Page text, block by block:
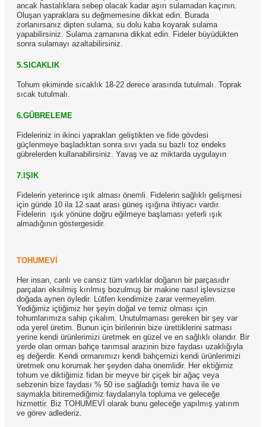
ancak hastalıklara sebep olacak kadar aşırı sulamadan kaçının.
Oluşan yapraklara su değmemesine dikkat edin. Burada
zorlanırsanız dipten sulama, su dolu kaba koyarak sulama
yapabilirsiniz. Sulama zamanına dikkat edin. Fideler büyüdükten
sonra sulamayı azaltabilirsiniz.
5.SICAKLIK
Tohum ekiminde sıcaklık 18-22 derece arasında tutulmalı. Toprak
sıcak tutulmalı.
6.GÜBRELEME
Fideleriniz in ikinci yaprakları geliştikten ve fide gövdesi
güçlenmeye başladıktan sonra sıvı yada su bazlı toz endeks
gübrelerden kullanabilirsiniz. Yavaş ve az miktarda uygulayın
7.IŞIK
Fidelerin yeterince ışık alması önemli. Fidelerin sağlıklı gelişmesi
için günde 10 ila 12 saat arası güneş ışığına ihtiyacı vardır.
Fidelerin ışık yönüne doğru eğilmeye başlaması yeterli ışık
almadığının göstergesidir.
TOHUMEVİ
Her insan, canlı ve cansız tüm varlıklar doğanın bir parçasıdır
parçaları eksilmiş kırılmış bozulmuş bir makine nasıl işlevsizse
doğada aynen öyledir. Lütfen kendimize zarar vermeyelim.
Yediğimiz içtiğimiz her şeyin doğal ve temiz olması için
tohumlarımıza sahip çıkalım. Unutulmaması gereken bir şey var
oda yerel üretim. Bunun için birilerinin bize ürettiklerini satması
yerine kendi ürünlerimizi üretmek en güzel ve en sağlıklı olandır. Bir
yerde olan orman bahçe tarımsal arazinin bize faydası uzaklığıyla
eş değerdir. Kendi ormanımızı kendi bahçemizi kendi ürünlerimizi
üretmek onu korumak her şeyden daha önemlidir. Her ektiğimiz
tohum ve diktiğimiz fidan bir meyve bir çiçek bir ağaç veya
sebzenin bize faydası % 50 ise sağladığı temiz hava ile ve
saymakla bitiremediğimiz faydalarıyla topluma ve geleceğe
hizmettir. Biz TOHUMEVİ olarak bunu geleceğe yapılmış yatırım
ve görev adlederiz.